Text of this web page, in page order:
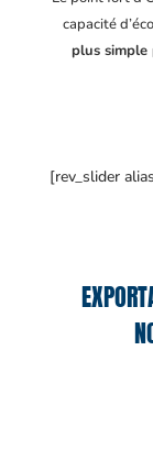
capacité
plus simple
[rev_slider